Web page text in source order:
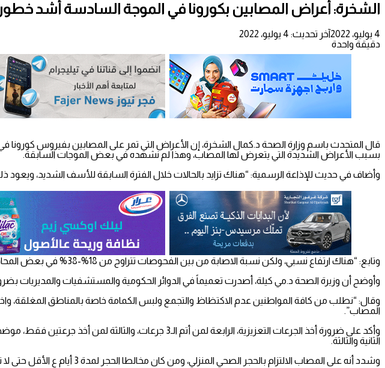
الشخرة: أعراض المصابين بكورونا في الموجة السادسة أشد
4 يوليو، 2022
آخر تحديث: 4 يوليو، 2022
دقيقة واحدة
قال المتحدث باسم وزارة الصحة د.كمال الشخرة، إن الأعراض التي تمر على المصابين بفيروس
بسبب الأعراض الشديدة التي يتعرض لها المصاب، وهذا لم نشهده في بعض الموجات السابقة.
وأضاف في حديث للإذاعة الرسمية: “هناك تزايد بالحالات خلال الفترة السابقة للأسف الشديد،
وتابع: “هناك ارتفاع نسبي، ولكن نسبة الاصابة من بين الفحوصات تتراوح من 18%-38% في بعض المحافظات، وهي نسبة عالية جدا”.
وأوضح أن وزيرة الصحة د.مي كيلة، أصدرت تعميماً في الدوائر الحكومية والمستشفيات والمديريات بضرورة
وقال: “نطلب من كافة المواطنين عدم الاكتظاظ والتجمع ولبس الكمامة خاصة بالمناطق المغلقة،
المصاب”.
الثانية والثالثة.
وشدد أنه على المصاب الالتزام بالحجر الصحي المنزلي، ومن كان مخالطا الحجر لمدة 3 أيام ع الأقل حتى لا تتسع دائرة الإصابات.